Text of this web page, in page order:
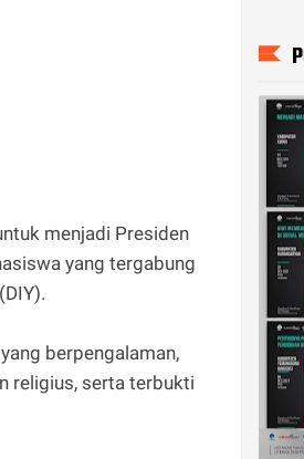
menjadi Presiden
yang tergabung
berpengalaman,
religius, serta terbukti